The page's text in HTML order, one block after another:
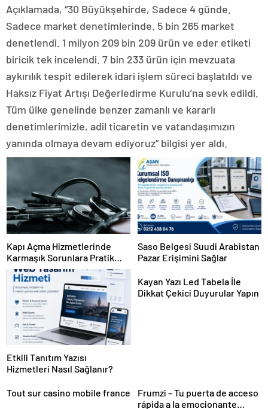
Açıklamada, “30 Büyükşehirde, Sadece 4 günde.
Sadece market denetimlerinde. 5 bin 265 market
denetlendi. 1 milyon 209 bin 209 ürün ve eder etiketi
biricik tek incelendi. 7 bin 233 ürün için mevzuata
aykırılık tespit edilerek idari işlem süreci başlatıldı ve
Haksız Fiyat Artışı Değerledirme Kurulu’na sevk edildi.
Tüm ülke genelinde benzer zamanlı ve kararlı
denetimlerimizle, adil ticaretin ve vatandaşımızın
yanında olmaya devam ediyoruz” bilgisi yer aldı.
Kapı Açma Hizmetlerinde
Karmaşık Sorunlara Pratik
Çözümler
Saso Belgesi Suudi Arabistan
Pazar Erişimini Sağlar
Etkili Tanıtım Yazısı
Hizmetleri Nasıl Sağlanır?
Kayan Yazı Led Tabela İle
Dikkat Çekici Duyurular Yapın
Tout sur casino mobile france
Frumzi – Tu puerta de acceso
rápida a la emocionante